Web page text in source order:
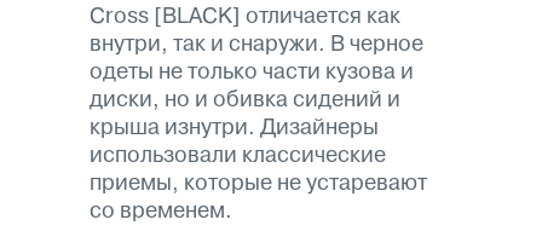
Cross [BLACK] отличается как
внутри, так и снаружи. В черное
одеты не только части кузова и
диски, но и обивка сидений и
крыша изнутри. Дизайнеры
использовали классические
приемы, которые не устаревают
со временем.